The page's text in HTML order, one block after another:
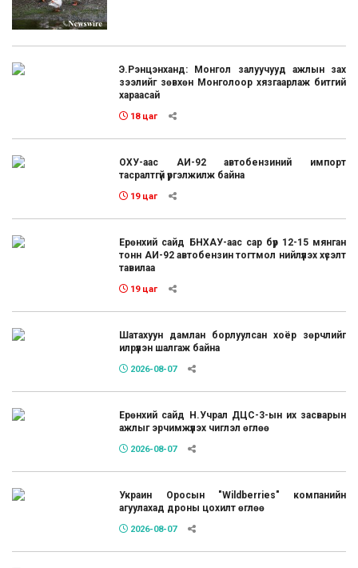
Э.Рэнцэнханд: Монгол залуучууд ажлын зах
зээлийг зөвхөн Монголоор хязгаарлаж битгий
хараасай
18 цаг
ОХУ-аас АИ-92 автобензиний импорт
тасралтгүй үргэлжилж байна
19 цаг
Ерөнхий сайд БНХАУ-аас сар бүр 12-15 мянган
тонн АИ-92 автобензин тогтмол нийлүүлэх хүсэлт
тавилаа
19 цаг
Шатахуун дамлан борлуулсан хоёр зөрчлийг
илрүүлэн шалгаж байна
2026-08-07
Ерөнхий сайд Н.Учрал ДЦС-3-ын их засварын
ажлыг эрчимжүүлэх чиглэл өглөө
2026-08-07
Украин Оросын "Wildberries" компанийн
агуулахад дроны цохилт өглөө
2026-08-07